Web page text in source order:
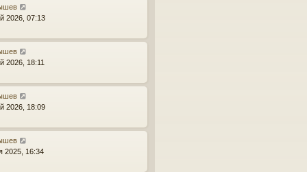
2026, 07:13
2026, 18:11
2026, 18:09
2025, 16:34